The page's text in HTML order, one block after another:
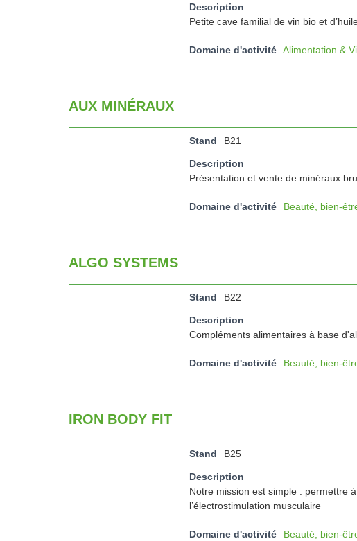
Description
Petite cave familial de vin bio et
Domaine d'activité Alimentation &
AUX MINÉRAUX
Stand B21
Description
Présentation et vente de minéraux
Domaine d'activité Beauté, bien-
ALGO SYSTEMS
Stand B22
Description
Compléments alimentaires à base
Domaine d'activité Beauté, bien-
IRON BODY FIT
Stand B25
Description
Notre mission est simple : permettre
l’électrostimulation musculaire
Domaine d'activité Beauté, bien-